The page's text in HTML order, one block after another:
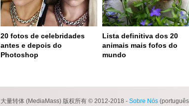
20 fotos de celebridades
antes e depois do
Photoshop
Lista definitiva dos 20
animais mais fofos do
mundo
大量转体 (MediaMass) 版权所有 © 2012-2018 - Sobre Nós